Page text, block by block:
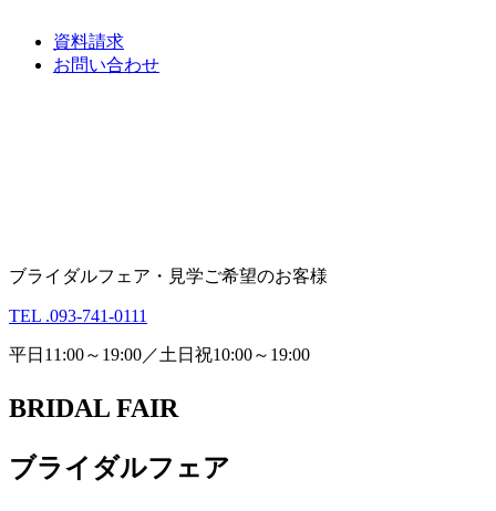
資料請求
お問い合わせ
ブライダルフェア・見学ご希望のお客様
TEL .093-741-0111
平日11:00～19:00／土日祝10:00～19:00
BRIDAL FAIR
ブライダルフェア